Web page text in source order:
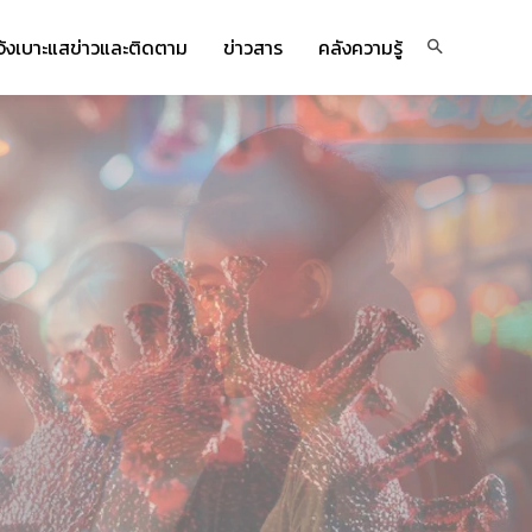
เบาะแสข่าวและติดตาม ข่าวสาร คลังความรู้